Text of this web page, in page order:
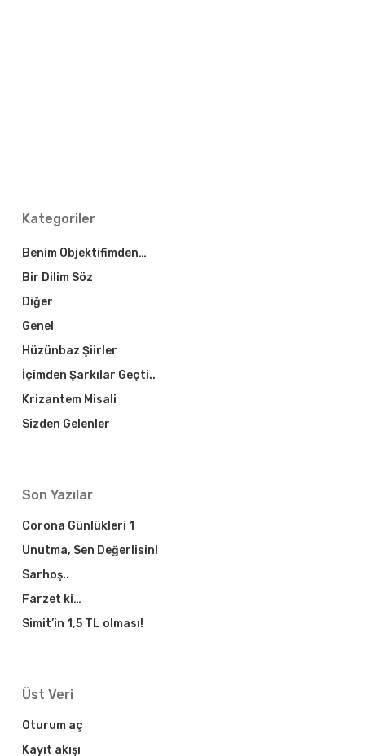
Kategoriler
Benim Objektifimden…
Bir Dilim Söz
Diğer
Genel
Hüzünbaz Şiirler
İçimden Şarkılar Geçti..
Krizantem Misali
Sizden Gelenler
Son Yazılar
Corona Günlükleri 1
Unutma, Sen Değerlisin!
Sarhoş..
Farzet ki…
Simit’in 1,5 TL olması!
Üst Veri
Oturum aç
Kayıt akışı